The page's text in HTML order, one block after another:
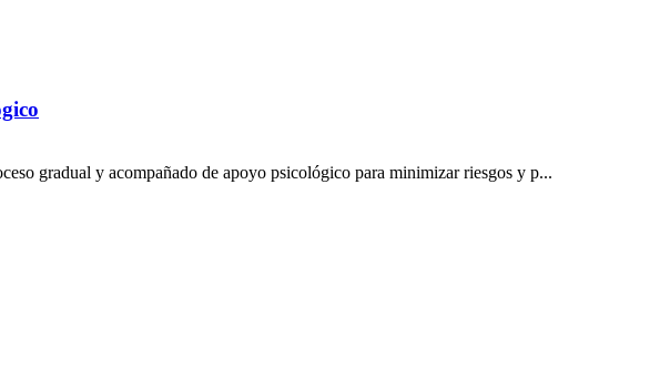
gradual y acompañado de apoyo psicológico para minimizar riesgos y p...